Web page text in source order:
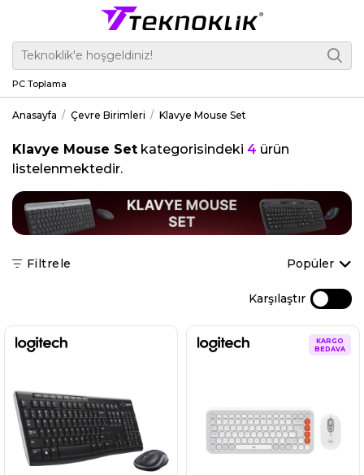
PC Toplama
Anasayfa Çevre Birimleri Klavye Mouse Set
Klavye Mouse Set kategorisindeki 4 ürün
listelenmektedir.
Filtrele Popüler
Karşılaştır
KARGO
BEDAVA